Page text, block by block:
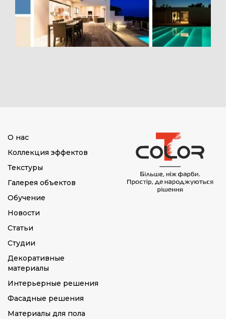
О нас
Коллекция эффектов
Текстуры
Галерея объектов
Обучение
Новости
Статьи
Студии
Декоративные
материалы
Интерьерные решения
Фасадные решения
Материалы для пола